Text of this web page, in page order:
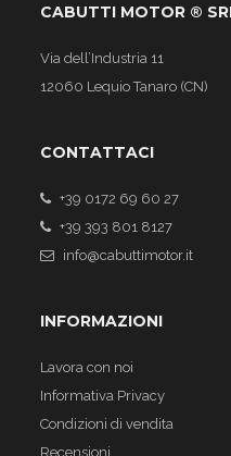
CABUTTI MOTOR ®
Via dell’Industria 11
12060 Lequio Tanaro (CN)
CONTATTACI
+39 0172 69 60 27
+39 393 801 8127
info@cabuttimotor.it
INFORMAZIONI
Lavora con noi
Informativa Privacy
Condizioni di vendita
Recensioni